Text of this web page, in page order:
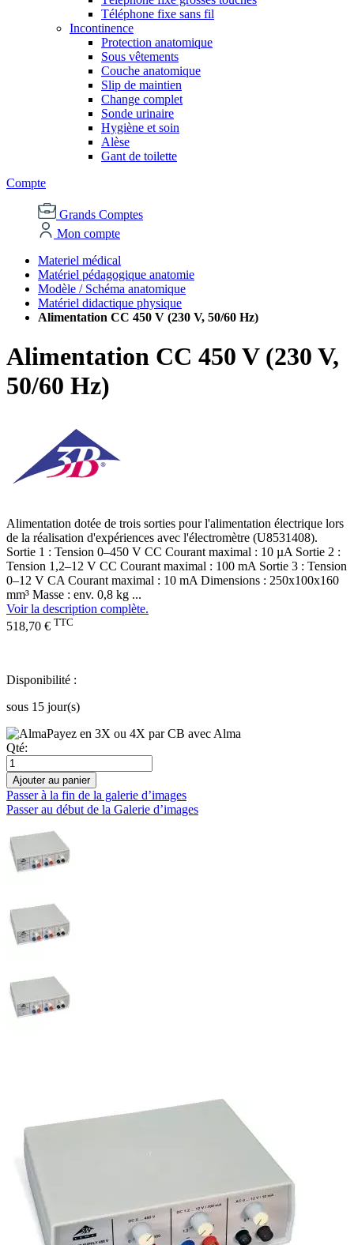
Téléphone fixe sans fil
Incontinence
Protection anatomique
Sous vêtements
Couche anatomique
Slip de maintien
Change complet
Sonde urinaire
Hygiène et soin
Alèse
Gant de toilette
Compte
Grands Comptes
Mon compte
Materiel médical
Matériel pédagogique anatomie
Modèle / Schéma anatomique
Matériel didactique physique
Alimentation CC 450 V (230 V, 50/60 Hz)
Alimentation CC 450 V (230 V,
50/60 Hz)
Alimentation dotée de trois sorties pour l'alimentation électrique lors
de la réalisation d'expériences avec l'électromètre (U8531408).
Sortie 1 : Tension 0–450 V CC Courant maximal : 10 µA Sortie 2 :
Tension 1,2–12 V CC Courant maximal : 100 mA Sortie 3 : Tension
0–12 V CA Courant maximal : 10 mA Dimensions : 250x100x160
mm³ Masse : env. 0,8 kg ...
Voir la description complète.
518,70 € TTC
Disponibilité :
sous 15 jour(s)
Payez en 3X ou 4X par CB avec Alma
Qté:
Ajouter au panier
Passer à la fin de la galerie d’images
Passer au début de la Galerie d’images